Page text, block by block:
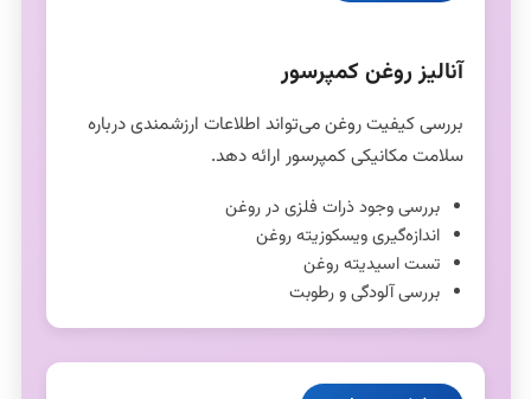
آنالیز روغن کمپرسور
بررسی کیفیت روغن می‌تواند اطلاعات ارزشمندی درباره
سلامت مکانیکی کمپرسور ارائه دهد.
بررسی وجود ذرات فلزی در روغن
اندازه‌گیری ویسکوزیته روغن
تست اسیدیته روغن
بررسی آلودگی و رطوبت